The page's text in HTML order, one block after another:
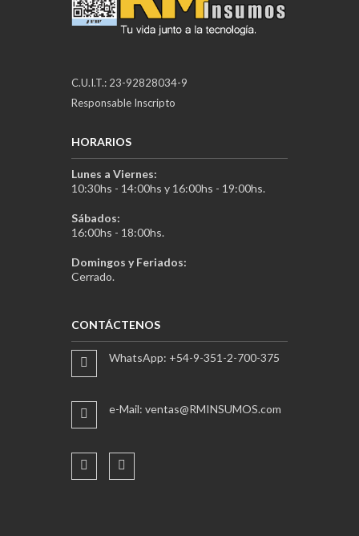
C.U.I.T.: 23-92828034-9
Responsable Inscripto
HORARIOS
Lunes a Viernes:
10:30hs - 14:00hs y 16:00hs - 19:00hs.
Sábados:
16:00hs - 18:00hs.
Domingos y Feriados:
Cerrado.
CONTÁCTENOS
WhatsApp: +54-9-351-2-700-375
e-Mail: ventas@RMINSUMOS.com